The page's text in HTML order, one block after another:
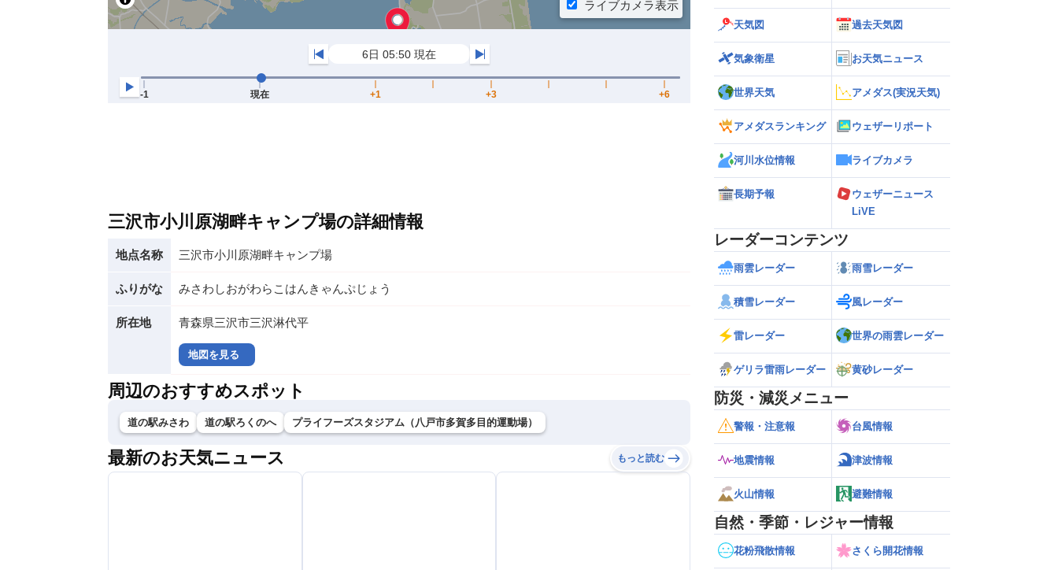
三沢市小川原湖畔キャンプ場の詳細情報
地点名称 三沢市小川原湖畔キャンプ場
ふりがな みさわしおがわらこはんきゃんぷじょう
所在地 青森県三沢市三沢淋代平
地図を見る
周辺のおすすめスポット
道の駅みさわ 道の駅ろくのへ プライフーズスタジアム（八戸市多賀多目的運動場）
最新のお天気ニュース もっと読む
天気図 過去天気図
気象衛星 お天気ニュース
世界天気 アメダス(実況天気)
アメダスランキング ウェザーリポート
河川水位情報 ライブカメラ
長期予報
ウェザーニュース
LiVE
レーダーコンテンツ
雨雲レーダー 雨雪レーダー
積雪レーダー 風レーダー
雷レーダー 世界の雨雲レーダー
ゲリラ雷雨レーダー 黄砂レーダー
防災・減災メニュー
警報・注意報 台風情報
地震情報 津波情報
火山情報 避難情報
自然・季節・レジャー情報
花粉飛散情報 さくら開花情報